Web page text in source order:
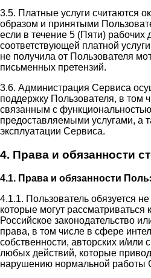
3.5. Платные услуги считаются
образом и принятыми
если в течение 5 (Пяти) рабочих
соответствующей платной
не получила от Пользователя
письменных претензий.
3.6. Администрация Сервиса
поддержку Пользователя, в том
связанным с
предоставляемыми услугами, а
эксплуатации Сервиса.
4. Права и обязанности
4.1. Права и обязанности
4.1.1. Пользователь обязуется
которые могут
Российское законодательство
права, в том числе в сфере
собственности, авторских и/
любых действий, которые
нарушению нормальной работы